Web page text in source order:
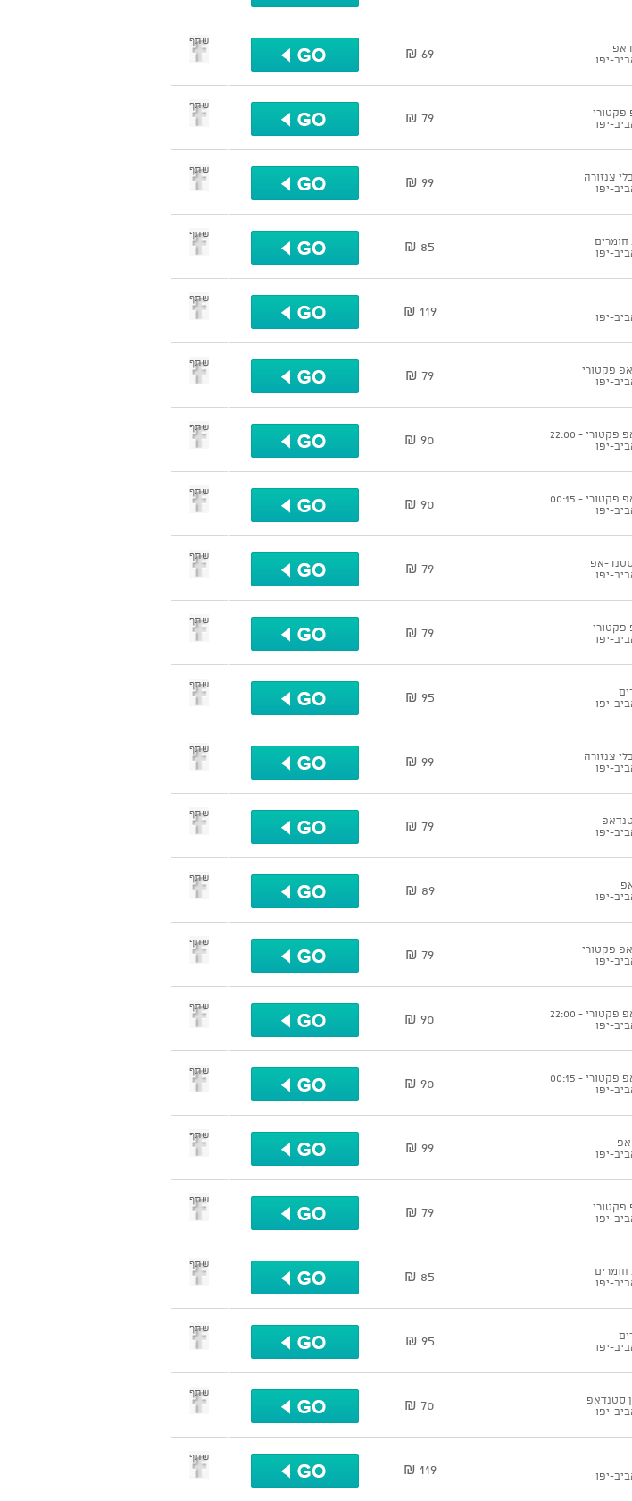
יפו 69 ₪
שתף
פקטורי
יפו 79 ₪
שתף
צנזורה
יפו 99 ₪
שתף
חומרים
יפו 85 ₪
שתף
יפו 119 ₪
שתף
פקטורי
יפו 79 ₪
שתף
- 22:00
יפו 90 ₪
שתף
- 00:15
יפו 90 ₪
שתף
אפ
יפו 79 ₪
שתף
פקטורי
יפו 79 ₪
שתף
יפו 95 ₪
שתף
צנזורה
יפו 99 ₪
שתף
יפו 79 ₪
שתף
יפו 89 ₪
שתף
פקטורי
יפו 79 ₪
שתף
- 22:00
יפו 90 ₪
שתף
- 00:15
יפו 90 ₪
שתף
אפ
יפו 99 ₪
שתף
פקטורי
יפו 79 ₪
שתף
חומרים
יפו 85 ₪
שתף
יפו 95 ₪
שתף
סטנדאפ
יפו 70 ₪
שתף
יפו 119 ₪
שתף